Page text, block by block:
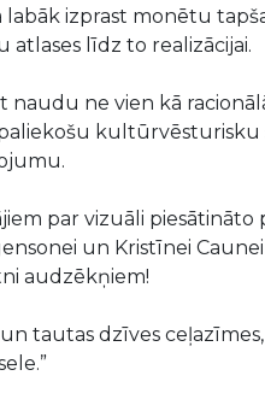
izprast monētu
līdz to realizācijai.
naudu ne vien kā
par vizuāli
un Kristīnei
audzēkņiem!
tautas dzīves